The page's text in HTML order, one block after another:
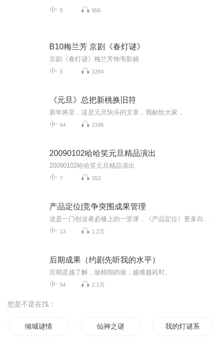
5 956
B10梅兰芳 京剧《春灯谜》
京剧《春灯谜》梅兰芳饰韦影娘
5 1284
《元旦》总把新桃换旧符
新年将至，这是元旦快乐的文章，我献给大家，
64 2196
20090102哈哈笑元旦精品演出
20090102哈哈笑元旦精品演出
7 353
产品定位|竞争突围成果管理
13 1.2万
后期成果（约剧先听我的水平）
后期是越了解，做精细的做，越难越耗时。
54 2.1万
您是不是在找：
倾城谜情 仙神之谜 我的灯谜系统老